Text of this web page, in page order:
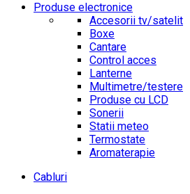
Produse electronice
Accesorii tv/satelit
Boxe
Cantare
Control acces
Lanterne
Multimetre/testere
Produse cu LCD
Sonerii
Statii meteo
Termostate
Aromaterapie
Cabluri